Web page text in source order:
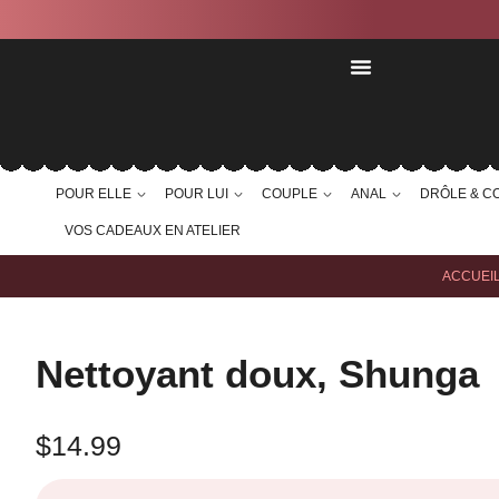
POUR ELLE POUR LUI COUPLE ANAL DRÔLE &
VOS CADEAUX EN ATELIER
Nettoyant doux, Shunga
$14.99